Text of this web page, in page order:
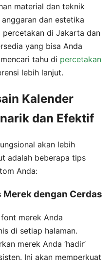
material dan teknik
dan estetika
percetakan di Jakarta dan
yang bisa Anda
tahu di percetakan
lebih lanjut.
Kalender
dan Efektif
akan lebih
adalah beberapa tips
Anda:
dengan Cerdas
merek Anda
di setiap halaman.
merek Anda ‘hadir’
Ini akan memperkuat